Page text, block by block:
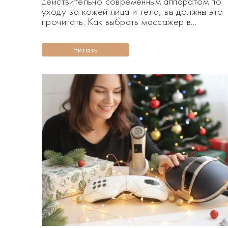
уходу за кожей лица и тела, вы должны это
прочитать. Как выбрать массажер в
гид по лучшим идеям. Выбрать подарок,
который действительно будет радовать
Хочется, чтобы он был не просто красивым,
а полезным, […]
Читать